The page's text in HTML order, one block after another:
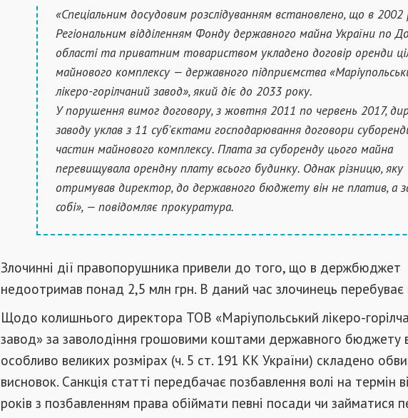
«Спеціальним досудовим розслідуванням встановлено, що в 2002
Регіональним відділенням Фонду державного майна України по
області та приватним товариством укладено договір оренди
майнового комплексу — державного підприємства
лікеро-горілчаний завод», який діє до 2033 року.
У порушення вимог договору, з жовтня 2011 по червень 2017,
заводу уклав з 11 суб'єктами господарювання договори
частин майнового комплексу. Плата за суборенду цього майна
перевищувала орендну плату всього будинку. Однак різницю, яку
отримував директор, до державного бюджету він не платив, а
собі», — повідомляє прокуратура.
Злочинні дії правопорушника привели до того, що в держбюджет
недоотримав понад 2,5 млн грн. В даний час злочинець перебуває
Щодо колишнього директора ТОВ «Маріупольський лікеро-
завод» за заволодіння грошовими коштами державного бюджету
особливо великих розмірах (ч. 5 ст. 191 КК України) складено
висновок. Санкція статті передбачає позбавлення волі на термін
років з позбавленням права обіймати певні посади чи займатися